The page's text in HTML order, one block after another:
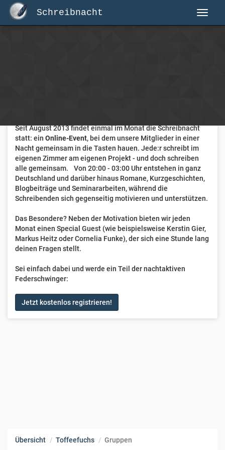
Schreibnacht
Seit August 2013 findet einmal im Monat die Schreibnacht
statt: ein Online-Event, bei dem unsere Mitglieder in einer
Nacht gemeinsam in die Tasten hauen. Jede:r schreibt im
eigenen Zimmer am eigenen Projekt - und doch schreiben
alle gemeinsam. Von 20:00 - 03:00 Uhr entstehen in ganz
Deutschland und darüber hinaus Romane, Kurzgeschichten,
Blogbeiträge und Seminararbeiten, während die
Schreibenden sich gegenseitig motivieren und unterstützen.
Das Besondere? Neben der Motivation bieten wir jeden
Monat einen Special Guest (wie beispielsweise Kerstin Gier,
Markus Heitz oder Cornelia Funke), der sich eine Stunde lang
deinen Fragen stellt.
Sei einfach dabei und werde ein Teil der nachtaktiven
Federschwinger:
Jetzt kostenlos registrieren!
Übersicht Toffeefuchs Gruppen